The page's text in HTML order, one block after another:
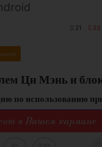
21 23
Ци Мэнь и
по использованию